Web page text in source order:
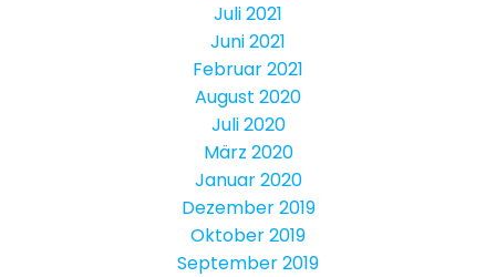
Juli 2021
Juni 2021
Februar 2021
August 2020
Juli 2020
März 2020
Januar 2020
Dezember 2019
Oktober 2019
September 2019